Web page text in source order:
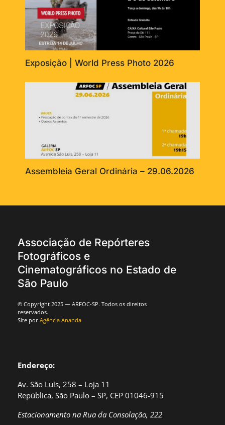
Exposição | World Press Photo 2026
Assembleia Geral Ordinária – 29.06.2026
Associação de Repórteres
Fotográficos e
Cinematográficos no Estado de
São Paulo
© Copyright 2025 — ARFOC-SP. Todos os direitos
reservados.
Site por Agência Ananda
Endereço:
Av. São Luís, 258 – Loja 11
República, São Paulo – SP, CEP 01046-915
Estacionamento na Rua da Consolação, 222